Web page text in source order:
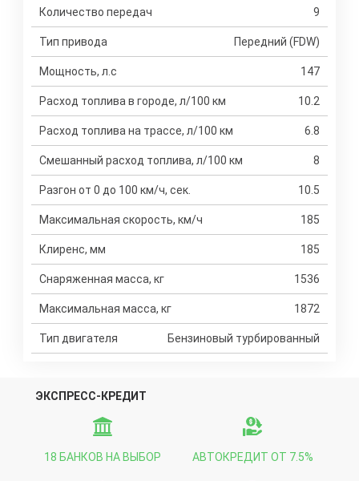
Количество передач 9
Тип привода Передний (FDW)
Мощность, л.с 147
Расход топлива в городе, л/100 км 10.2
Расход топлива на трассе, л/100 км 6.8
Смешанный расход топлива, л/100 км 8
Разгон от 0 до 100 км/ч, сек. 10.5
Максимальная скорость, км/ч 185
Клиренс, мм 185
Снаряженная масса, кг 1536
Максимальная масса, кг 1872
Тип двигателя Бензиновый турбированный
ЭКСПРЕСС-КРЕДИТ
18 БАНКОВ НА ВЫБОР АВТОКРЕДИТ ОТ 7.5%